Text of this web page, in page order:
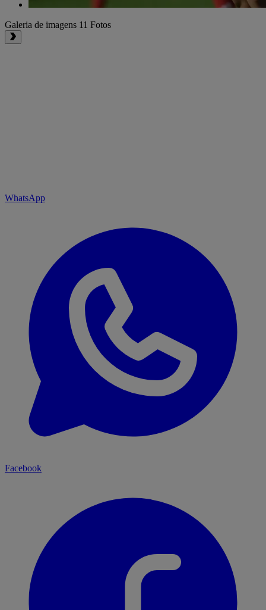
Galeria de imagens 11 Fotos
WhatsApp
Facebook